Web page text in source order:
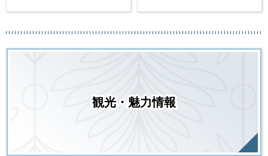
観光・魅力情報